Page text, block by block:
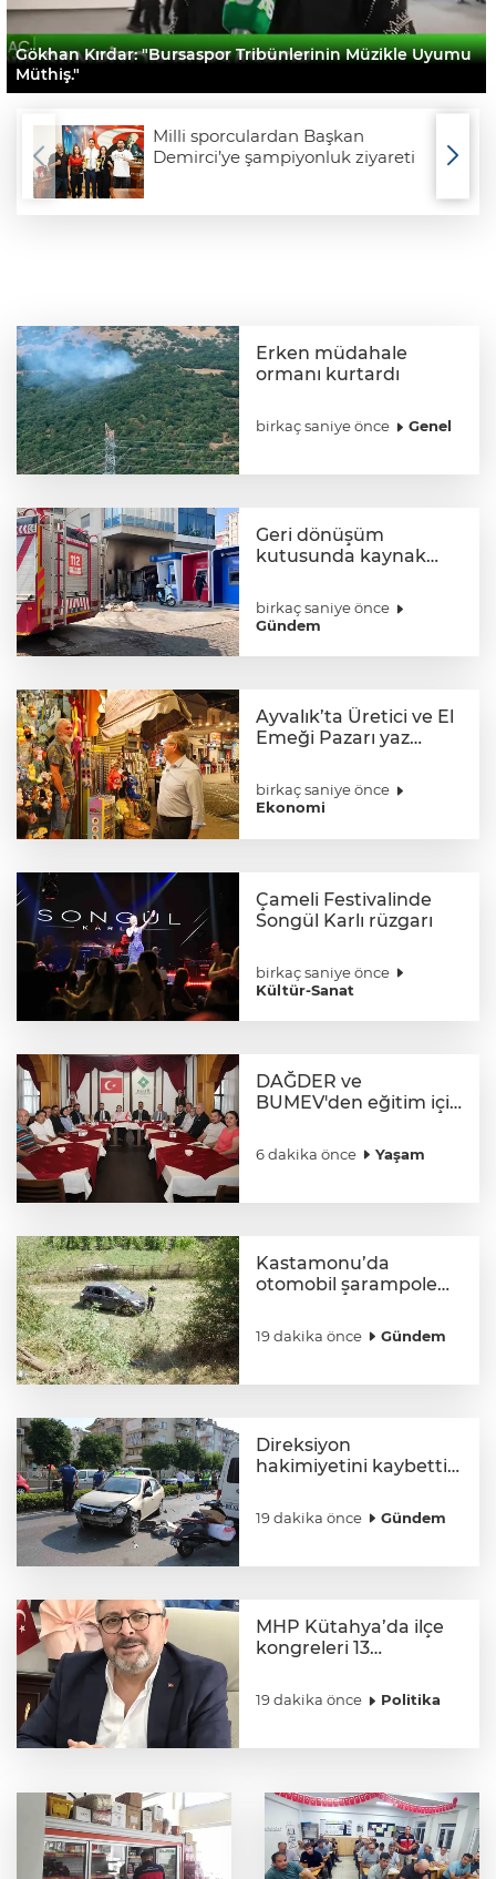
Gökhan Kırdar: "Bursaspor Tribünlerinin Müzikle Uyumu
Müthiş."
Milli sporculardan Başkan
Demirci’ye şampiyonluk ziyareti
Erken müdahale
ormanı kurtardı
birkaç saniye önce Genel
Geri dönüşüm
kutusunda kaynak
birkaç saniye önce
Gündem
Ayvalık’ta Üretici ve El
Emeği Pazarı yaz
katıyor
birkaç saniye önce
Ekonomi
Çameli Festivalinde
Songül Karlı rüzgarı
birkaç saniye önce
Kültür-Sanat
DAĞDER ve
BUMEV'den eğitim için
6 dakika önce Yaşam
Kastamonu’da
otomobil şarampole
19 dakika önce Gündem
Direksiyon
hakimiyetini kaybetti,
otomobile çarptı
19 dakika önce Gündem
MHP Kütahya’da ilçe
kongreleri 13
19 dakika önce Politika